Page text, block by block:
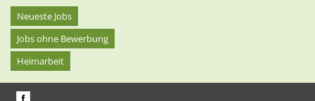
Neueste Jobs
Jobs ohne Bewerbung
Heimarbeit